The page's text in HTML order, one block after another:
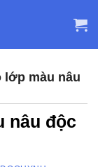
lớp màu nâu
nâu độc